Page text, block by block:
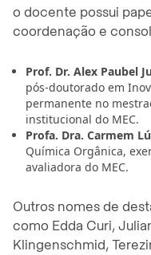
o docente possui
coordenação e
Prof. Dr. Alex Paubel
pós-doutorado em
permanente no
institucional do MEC.
Profa. Dra. Carmem
Química Orgânica,
avaliadora do MEC.
Outros nomes de
como Edda Curi,
Klingenschmid,